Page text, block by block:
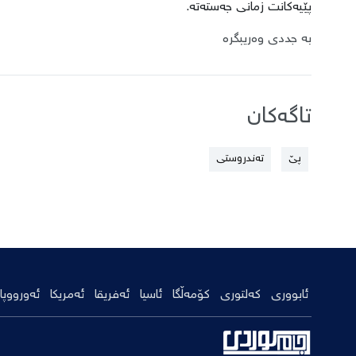
پێیەکانت زمانی جەستەتە.
بە جددی وەریبگرە
تاگەکان
پێ تەندروستی
ئابووری کەلتوری کۆمەڵگا ئاسیا ئەفریقا ئەمریکا ئەورووپا